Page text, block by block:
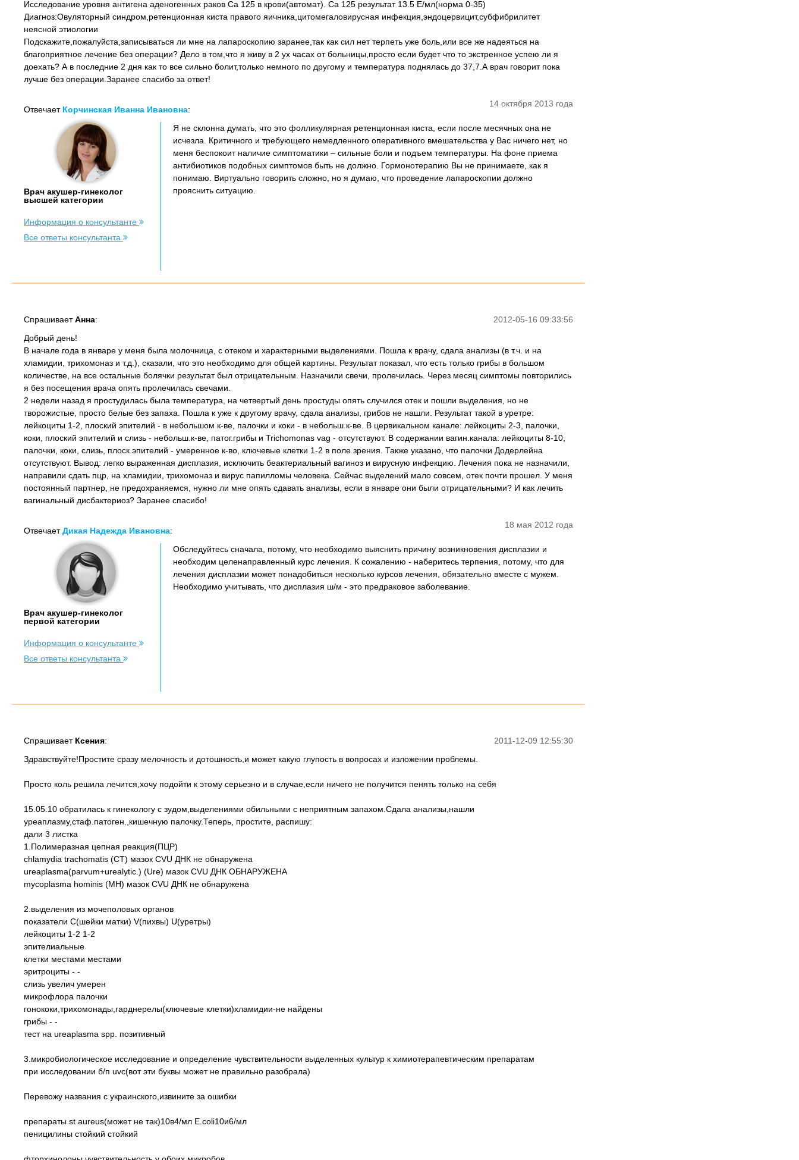
Исследование уровня антигена аденогенных раков Ca 125 в крови(автомат). Ca 125 результат 13.5 Е/мл(норма 0-35)
Диагноз:Овуляторный синдром,ретенционная киста правого яичника,цитомегаловирусная инфекция,эндоцервицит,субфибрилитет
неясной этиологии
Подскажите,пожалуйста,записываться ли мне на лапароскопию заранее,так как сил нет терпеть уже боль,или все же надеяться на
благоприятное лечение без операции? Дело в том,что я живу в 2 ух часах от больницы,просто если будет что то экстренное успею ли я
доехать? А в последние 2 дня как то все сильно болит,только немного по другому и температура поднялась до 37,7.А врач говорит пока
лучше без операции.Заранее спасибо за ответ!
14 октября 2013 года
Отвечает Корчинская Иванна Ивановна:
Врач акушер-гинеколог
высшей категории
Информация о консультанте
Все ответы консультанта
Я не склонна думать, что это фолликулярная ретенционная киста, если после месячных она не
исчезла. Критичного и требующего немедленного оперативного вмешательства у Вас ничего нет, но
меня беспокоит наличие симптоматики – сильные боли и подъем температуры. На фоне приема
антибиотиков подобных симптомов быть не должно. Гормонотерапию Вы не принимаете, как я
понимаю. Виртуально говорить сложно, но я думаю, что проведение лапароскопии должно
прояснить ситуацию.
2012-05-16 09:33:56
СпрашиваетАнна:
Добрый день!
В начале года в январе у меня была молочница, с отеком и характерными выделениями. Пошла к врачу, сдала анализы (в т.ч. и на
хламидии, трихомоназ и т.д.), сказали, что это необходимо для общей картины. Результат показал, что есть только грибы в большом
количестве, на все остальные болячки результат был отрицательным. Назначили свечи, пролечилась. Через месяц симптомы повторились
я без посещения врача опять пролечилась свечами.
2 недели назад я простудилась была температура, на четвертый день простуды опять случился отек и пошли выделения, но не
творожистые, просто белые без запаха. Пошла к уже к другому врачу, сдала анализы, грибов не нашли. Результат такой в уретре:
лейкоциты 1-2, плоский эпителий - в небольшом к-ве, палочки и коки - в небольш.к-ве. В цервикальном канале: лейкоциты 2-3, палочки,
коки, плоский эпителий и слизь - небольш.к-ве, патог.грибы и Trichomonas vag - отсутствуют. В содержании вагин.канала: лейкоциты 8-10,
палочки, коки, слизь, плоск.эпителий - умеренное к-во, ключевые клетки 1-2 в поле зрения. Также указано, что палочки Додерлейна
отсутствуют. Вывод: легко выраженная дисплазия, исключить беактериальный вагиноз и вирусную инфекцию. Лечения пока не назначили,
направили сдать пцр, на хламидии, трихомоназ и вирус папилломы человека. Сейчас выделений мало совсем, отек почти прошел. У меня
постоянный партнер, не предохраняемся, нужно ли мне опять сдавать анализы, если в январе они были отрицательными? И как лечить
вагинальный дисбактериоз? Заранее спасибо!
18 мая 2012 года
ОтвечаетДикая Надежда Ивановна:
Врач акушер-гинеколог
первой категории
Информация о консультанте
Все ответы консультанта
Обследуйтесь сначала, потому, что необходимо выяснить причину возникновения дисплазии и
необходим целенаправленный курс лечения. К сожалению - наберитесь терпения, потому, что для
лечения дисплазии может понадобиться несколько курсов лечения, обязательно вместе с мужем.
Необходимо учитывать, что дисплазия ш/м - это предраковое заболевание.
2011-12-09 12:55:30
Спрашивает Ксения:
Здравствуйте!Простите сразу мелочность и дотошность,и может какую глупость в вопросах и изложении проблемы.
Просто коль решила лечится,хочу подойти к этому серьезно и в случае,если ничего не получится пенять только на себя
15.05.10 обратилась к гинекологу с зудом,выделениями обильными с неприятным запахом.Сдала анализы,нашли
уреаплазму,стаф.патоген.,кишечную палочку.Теперь, простите, распишу:
дали 3 листка
1.Полимеразная цепная реакция(ПЦР)
chlamydia trachomatis (CT) мазок CVU ДНК не обнаружена
ureaplasma(parvum+urealytic.) (Ure) мазок CVU ДНК ОБНАРУЖЕНА
mycoplasma hominis (MH) мазок CVU ДНК не обнаружена
2.выделения из мочеполовых органов
показатели С(шейки матки) V(пихвы) U(уретры)
лейкоциты 1-2 1-2
эпителиальные
клетки местами местами
эритроциты - -
слизь увелич умерен
микрофлора палочки
гонококи,трихомонады,гарднерелы(ключевые клетки)хламидии-не найдены
грибы - -
тест на ureaplasma spp. позитивный
3.микробиологическое исследование и определение чувствительности выделенных культур к химиотерапевтическим препаратам
при исследовании б/п uvc(вот эти буквы может не правильно разобрала)
Перевожу названия с украинского,извините за ошибки
препараты st aureus(может не так)10в4/мл E.coli10и6/мл
пеницилины стойкий стойкий